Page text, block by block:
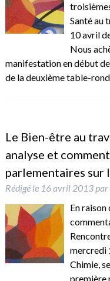
Santé au
10 avril
Nous
manifestation en début
de la deuxième table-
Le Bien-être au
analyse et
parlementaires sur
Rédigé le 16 avril 2013par
En raison
mercredi
Chimie,
première